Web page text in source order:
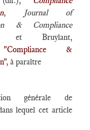
,
Journal of
& Compliance
et Bruylant,
"Compliance &
, à paraître
générale de
lequel cet article